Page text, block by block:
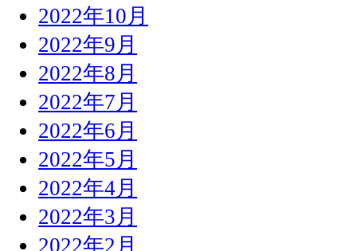
2022年10月
2022年9月
2022年8月
2022年7月
2022年6月
2022年5月
2022年4月
2022年3月
2022年2月